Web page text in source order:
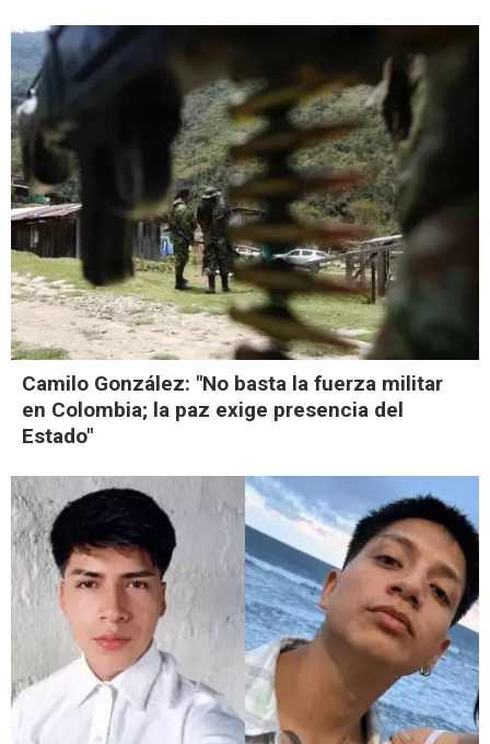
Camilo González: "No basta la fuerza militar
en Colombia; la paz exige presencia del
Estado"